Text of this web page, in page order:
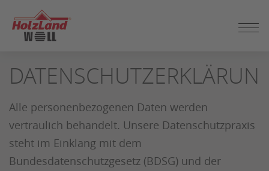
SEITENINHALT
SPRINGEN
Alle personenbezogenen Daten werden
vertraulich behandelt. Unsere Datenschutzpraxis
steht im Einklang mit dem
Bundesdatenschutzgesetz (BDSG) und der